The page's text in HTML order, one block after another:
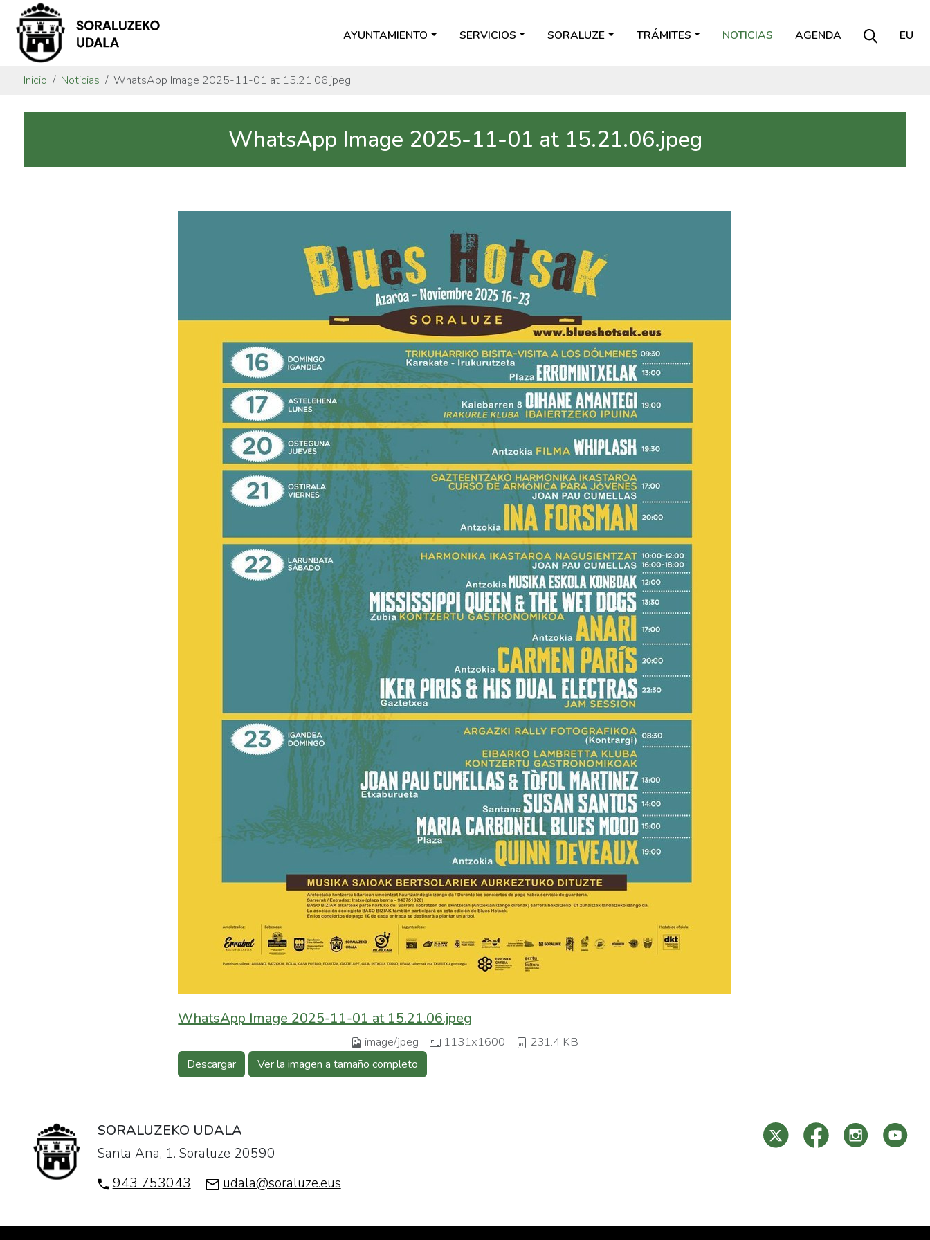
AYUNTAMIENTO SERVICIOS SORALUZE TRÁMITES NOTICIAS AGENDA EU
Inicio Noticias WhatsApp Image 2025-11-01 at 15.21.06.jpeg
WhatsApp Image 2025-11-01 at 15.21.06.jpeg
WhatsApp Image 2025-11-01 at 15.21.06.jpeg
image/jpeg 1131x1600 231.4 KB
Descargar Ver la imagen a tamaño completo
SORALUZEKO UDALA
Santa Ana, 1. Soraluze 20590
943 753043
udala@soraluze.eus